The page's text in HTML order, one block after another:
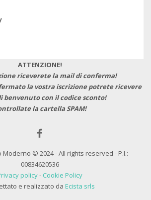
ATTENZIONE!
riceverete la mail di conferma!
la vostra iscrizione potrete ricevere
benvenuto con il codice sconto!
la cartella SPAM!
Moderno © 2024 - All rights reserved - P.I.:
00834620536
policy- Cookie Policy
e realizzato da Ecista srls